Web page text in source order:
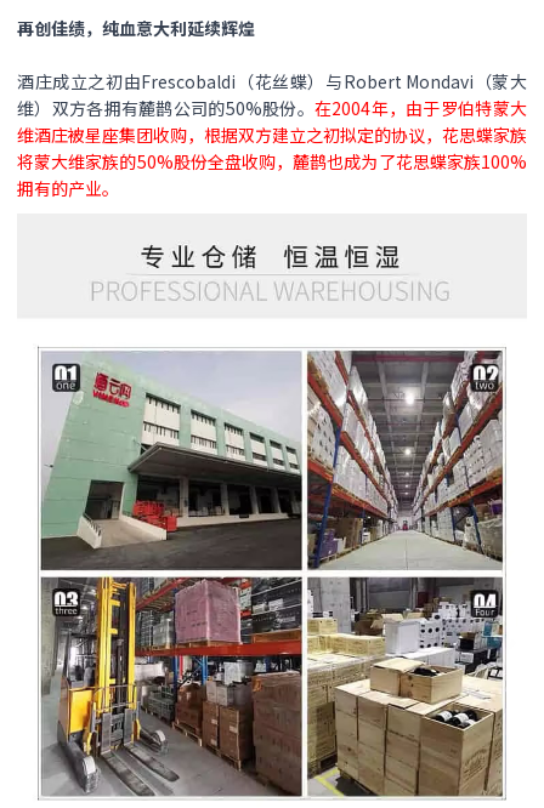
再创佳绩，纯血意大利延续辉煌
酒庄成立之初由Frescobaldi（花丝蝶）与Robert Mondavi（蒙大
维）双方各拥有麓鹊公司的50%股份。 在2004年，由于罗伯特蒙大
维酒庄被星座集团收购，根据双方建立之初拟定的协议，花思蝶家族
将蒙大维家族的50%股份全盘收购，麓鹊也成为了花思蝶家族100%
拥有的产业。